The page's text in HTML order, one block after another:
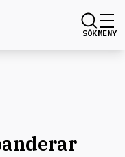
SÖKMENY